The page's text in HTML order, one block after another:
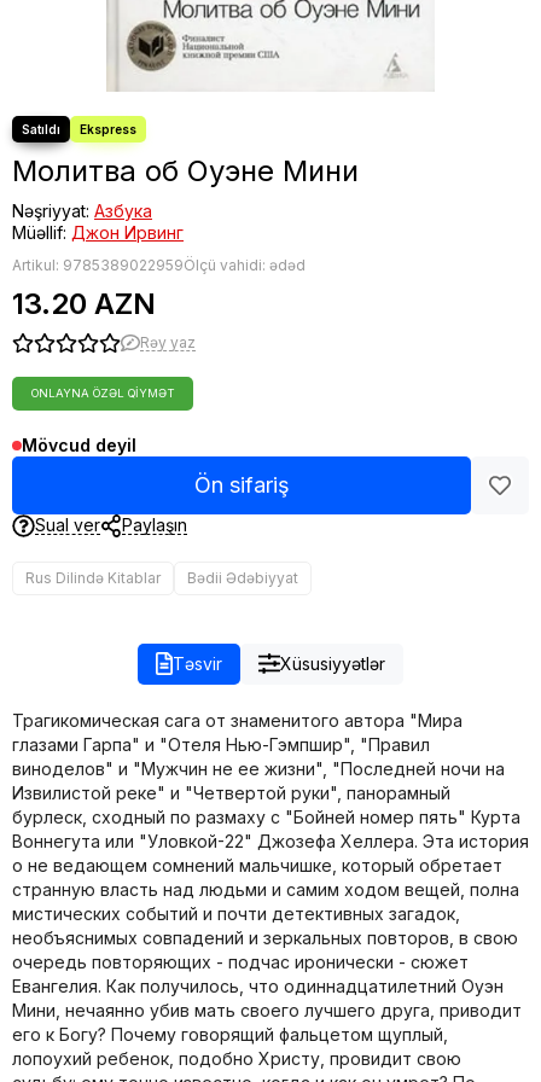
Молитва об Оуэне Мини
Nəşriyyat: Азбука
Müəllif: Джон Ирвинг
Artikul: 9785389022959Ölçü vahidi: ədəd
13.20 AZN
Rəy yaz
ONLAYNA ÖZƏL QIYMƏT
Mövcud deyil
Ön sifariş
Sual ver Paylaşın
Rus Dilində Kitablar Bədii Ədəbiyyat
Təsvir Xüsusiyyətlər
Трагикомическая сага от знаменитого автора "Мира
глазами Гарпа" и "Отеля Нью-Гэмпшир", "Правил
виноделов" и "Мужчин не ее жизни", "Последней ночи на
Извилистой реке" и "Четвертой руки", панорамный
бурлеск, сходный по размаху с "Бойней номер пять" Курта
Воннегута или "Уловкой-22" Джозефа Хеллера. Эта история
о не ведающем сомнений мальчишке, который обретает
странную власть над людьми и самим ходом вещей, полна
мистических событий и почти детективных загадок,
необъяснимых совпадений и зеркальных повторов, в свою
очередь повторяющих - подчас иронически - сюжет
Евангелия. Как получилось, что одиннадцатилетний Оуэн
Мини, нечаянно убив мать своего лучшего друга, приводит
его к Богу? Почему говорящий фальцетом щуплый,
лопоухий ребенок, подобно Христу, провидит свою